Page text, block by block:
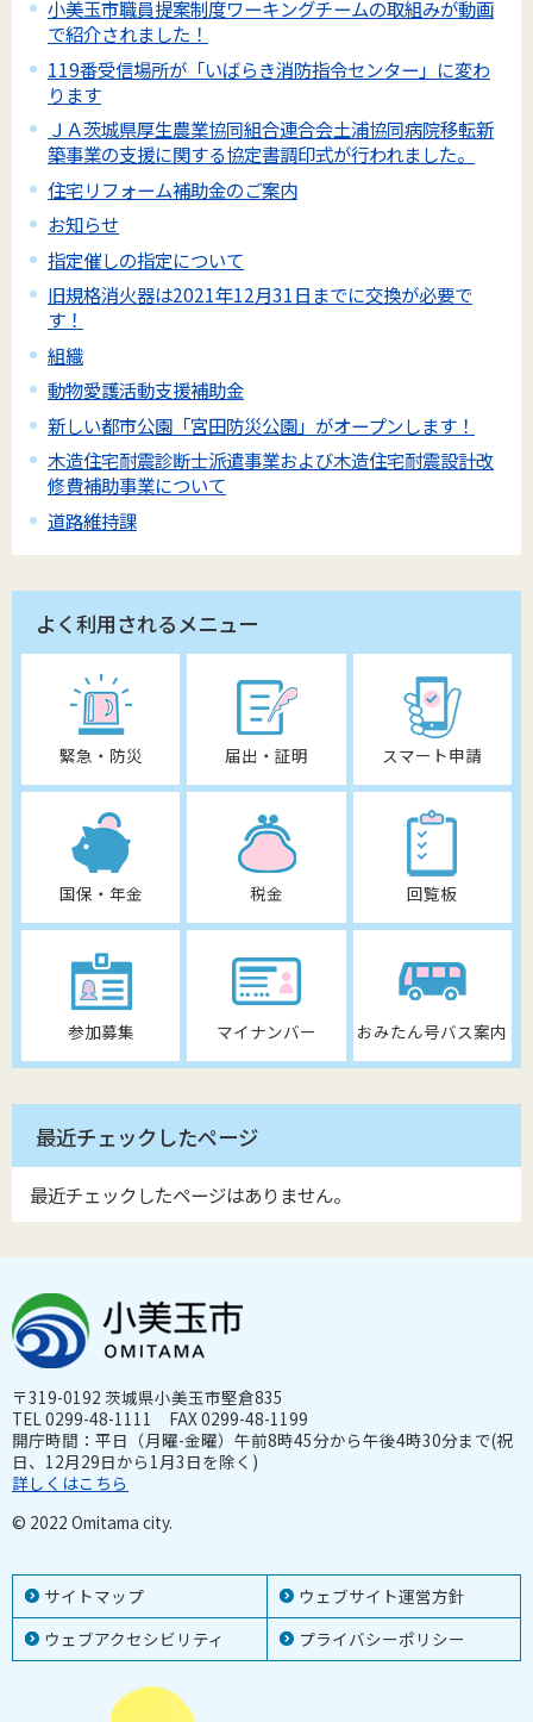
小美玉市職員提案制度ワーキングチームの取組みが動画
で紹介されました！
119番受信場所が「いばらき消防指令センター」に変わ
ります
ＪＡ茨城県厚生農業協同組合連合会土浦協同病院移転新
築事業の支援に関する協定書調印式が行われました。
住宅リフォーム補助金のご案内
お知らせ
指定催しの指定について
旧規格消火器は2021年12月31日までに交換が必要で
す！
組織
動物愛護活動支援補助金
新しい都市公園「宮田防災公園」がオープンします！
木造住宅耐震診断士派遣事業および木造住宅耐震設計改
修費補助事業について
道路維持課
よく利用されるメニュー
緊急・防災 届出・証明 スマート申請
国保・年金 税金 回覧板
参加募集 マイナンバー おみたん号バス案内
最近チェックしたページ
最近チェックしたページはありません。
サイトマップ
ウェブサイト運営方針
ウェブアクセシビリティ
プライバシーポリシー
〒319-0192 茨城県小美玉市堅倉835
TEL 0299-48-1111 FAX 0299-48-1199
開庁時間：平日（月曜-金曜）午前8時45分から午後4時30分まで(祝
日、12月29日から1月3日を除く)
詳しくはこちら
© 2022 Omitama city.